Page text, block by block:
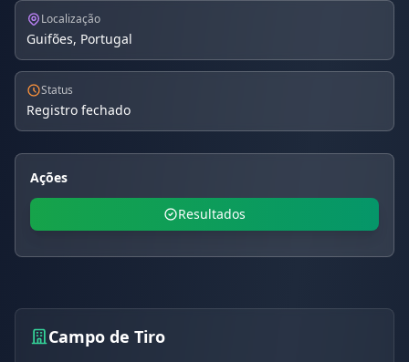
Localização
Guifões, Portugal
Status
Registro fechado
Ações
Resultados
Campo de Tiro